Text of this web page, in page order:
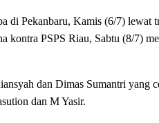
di Pekanbaru, Kamis (6/7) lewat
kontra PSPS Riau, Sabtu (8/7)
dan Dimas Sumantri yang
dan M Yasir.